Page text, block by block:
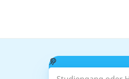
Studiengang oder